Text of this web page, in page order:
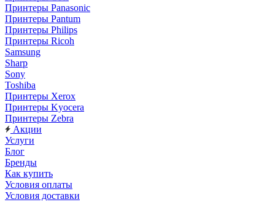
Принтеры Panasonic
Принтеры Pantum
Принтеры Philips
Принтеры Ricoh
Samsung
Sharp
Sony
Toshiba
Принтеры Xerox
Принтеры Kyocera
Принтеры Zebra
Акции
Услуги
Блог
Бренды
Как купить
Условия оплаты
Условия доставки